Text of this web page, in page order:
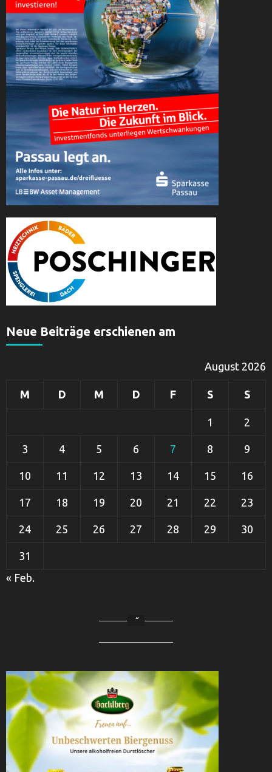
Neue Beiträge erschienen am
August 2026
M D M D F S S
1 2
3 4 5 6 7 8 9
10 11 12 13 14 15 16
17 18 19 20 21 22 23
24 25 26 27 28 29 30
31
« Feb.